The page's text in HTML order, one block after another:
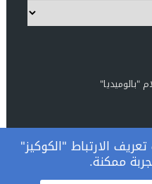
"بالوميديا"
محفوظة.
الارتباط "الكوكيز"
ممكنة.